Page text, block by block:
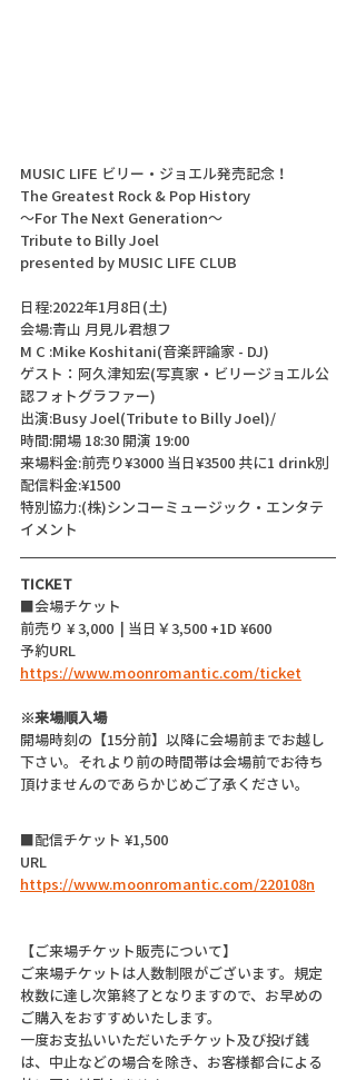
MUSIC LIFE ビリー・ジョエル発売記念！
The Greatest Rock & Pop History
～For The Next Generation～
Tribute to Billy Joel
presented by MUSIC LIFE CLUB
日程:2022年1月8日(土)
会場:青山 月見ル君想フ
M C :Mike Koshitani(音楽評論家 - DJ)
ゲスト：阿久津知宏(写真家・ビリージョエル公
認フォトグラファー)
出演:Busy Joel(Tribute to Billy Joel)/
時間:開場 18:30 開演 19:00
来場料金:前売り¥3000 当日¥3500 共に1 drink別
配信料金:¥1500
特別協力:(株)シンコーミュージック・エンタテ
イメント
TICKET
■会場チケット
前売り ¥ 3,000  | 当日￥3,500 +1D ¥600
予約URL
https://www.moonromantic.com/ticket
※来場順入場
開場時刻の【15分前】以降に会場前までお越し
下さい。それより前の時間帯は会場前でお待ち
頂けませんのであらかじめご了承ください。
■配信チケット ¥1,500
URL
https://www.moonromantic.com/220108n
【ご来場チケット販売について】
ご来場チケットは人数制限がございます。規定
枚数に達し次第終了となりますので、お早めの
ご購入をおすすめいたします。
一度お支払いいただいたチケット及び投げ銭
は、中止などの場合を除き、お客様都合による